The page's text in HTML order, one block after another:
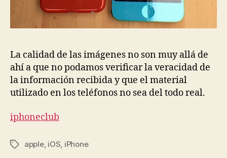
La calidad de las imágenes no son muy allá de
ahí a que no podamos verificar la veracidad de
la información recibida y que el material
utilizado en los teléfonos no sea del todo real.
iphoneclub
Etiquetas
apple, iOS iPhone